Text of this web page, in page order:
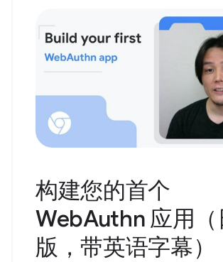
构建您的首个
WebAuthn 应用（
版，带英语字幕）